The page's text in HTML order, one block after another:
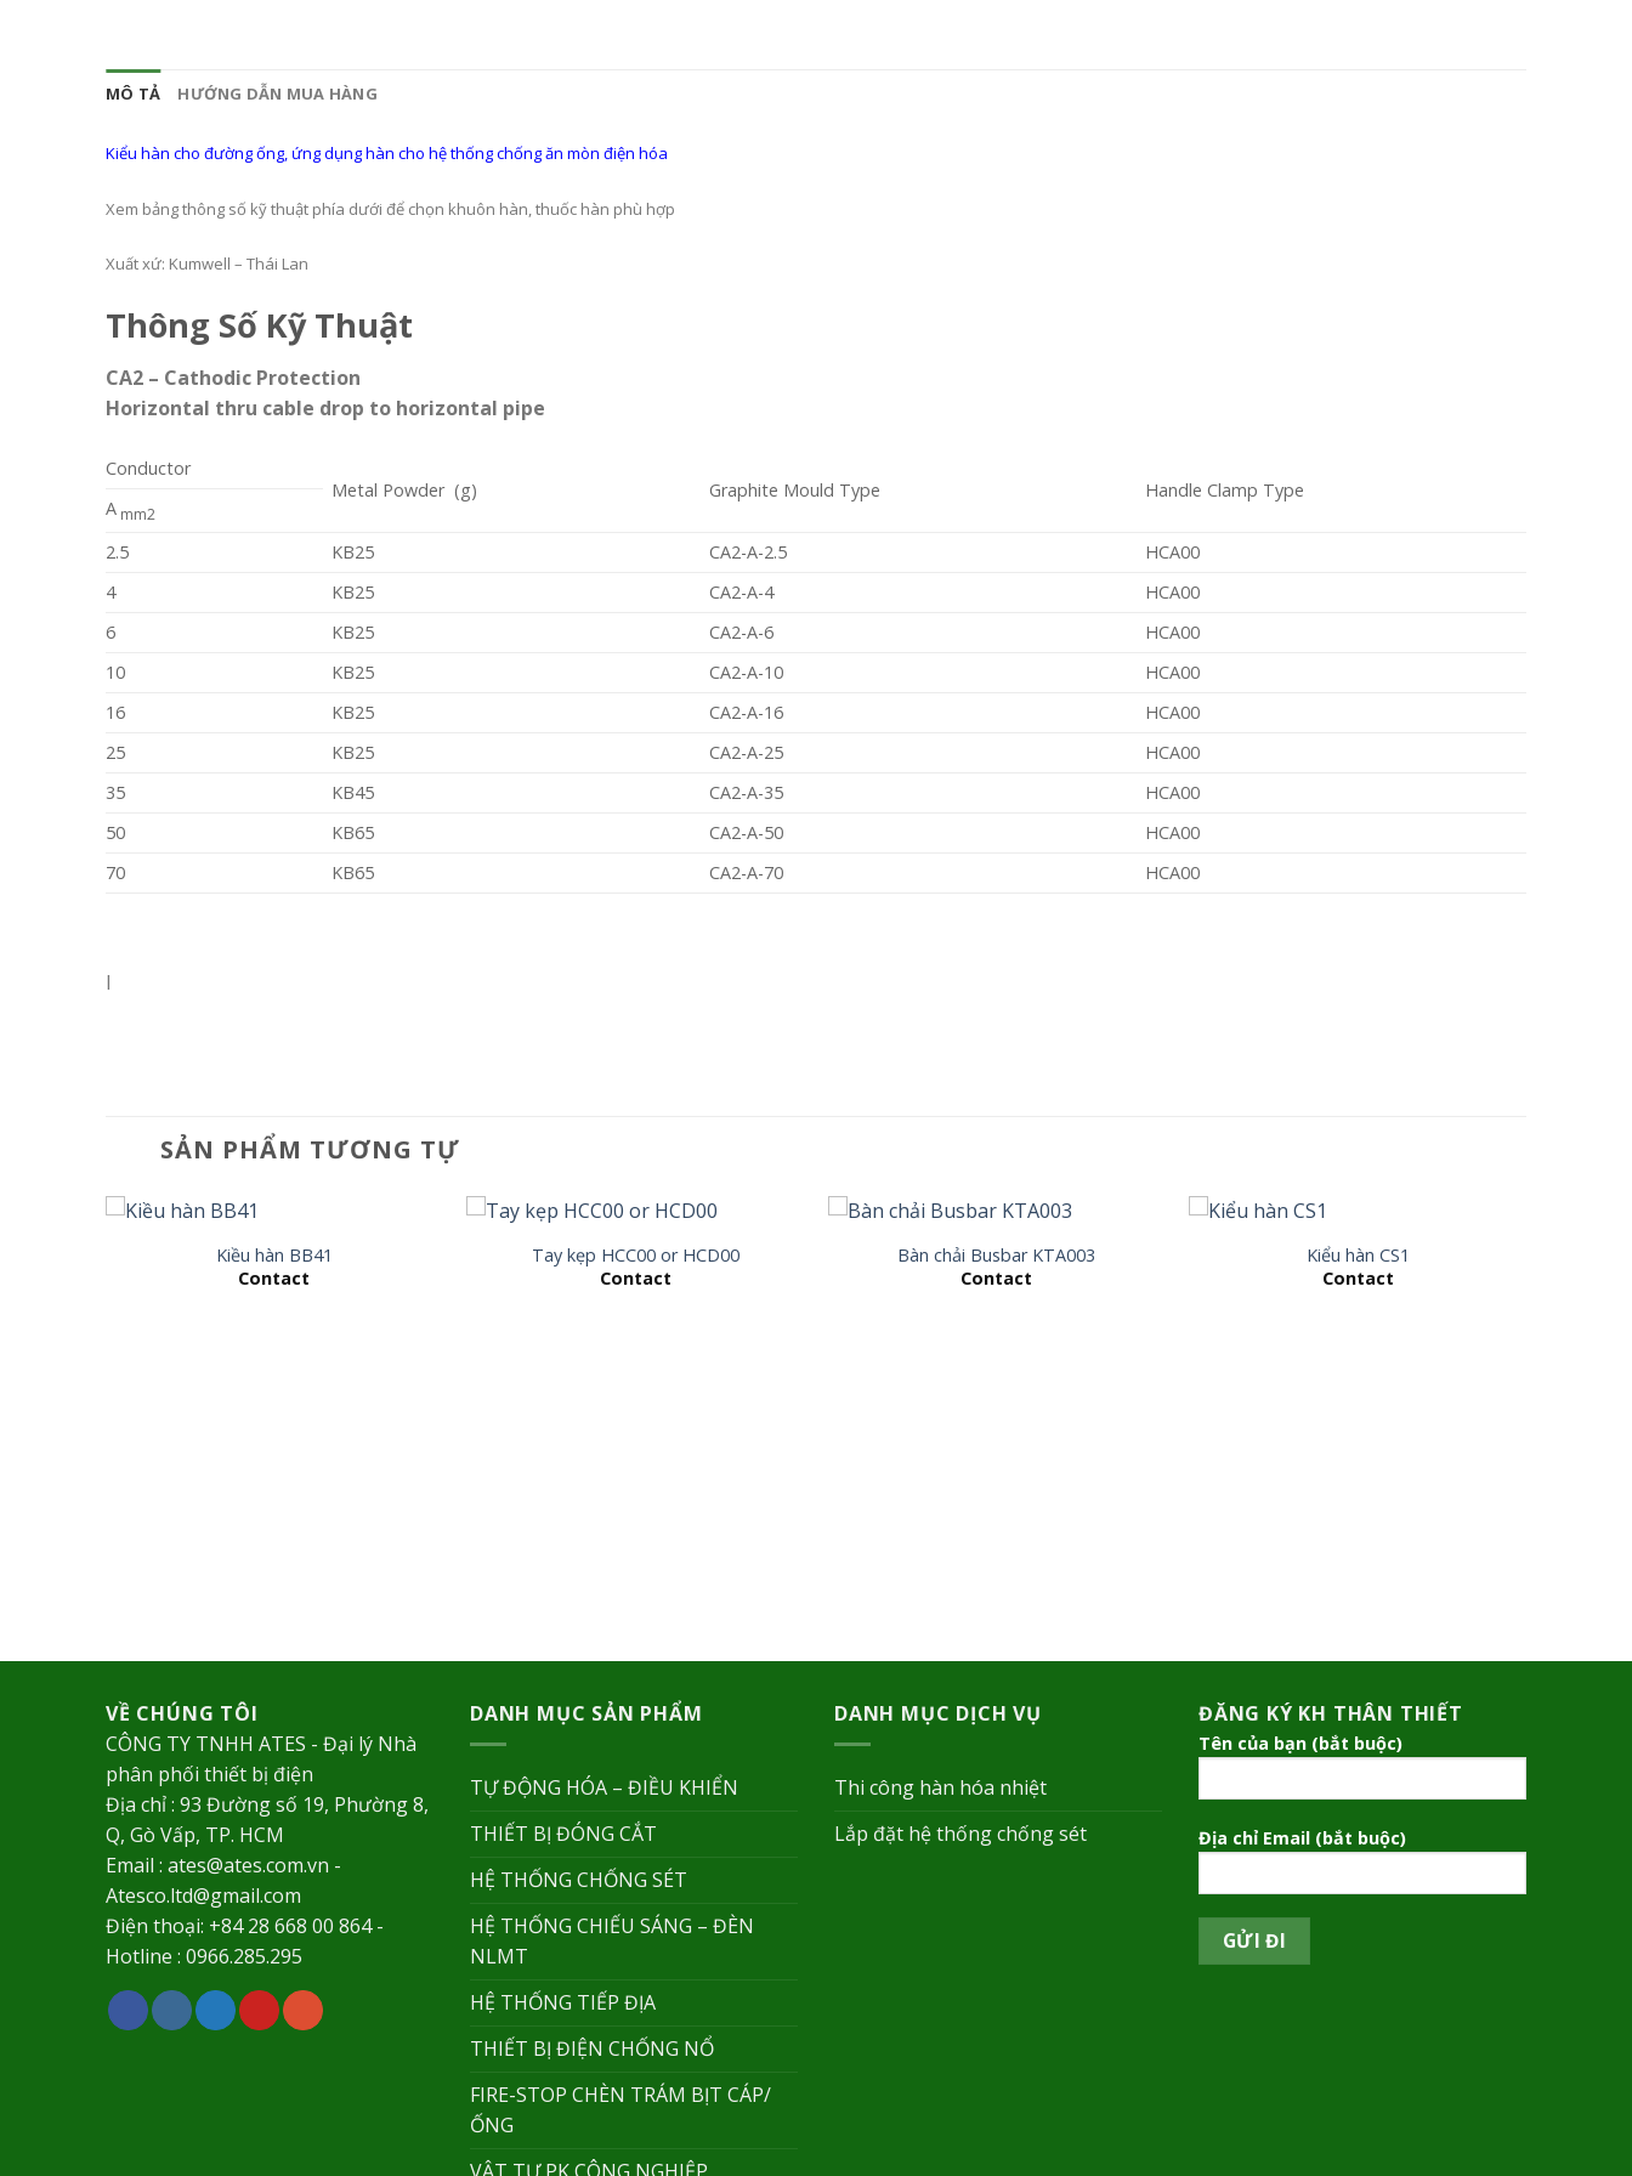
MÔ TẢ HƯỚNG DẪN MUA HÀNG
Kiểu hàn cho đường ống, ứng dụng hàn cho hệ thống chống ăn mòn điện hóa
Xem bảng thông số kỹ thuật phía dưới để chọn khuôn hàn, thuốc hàn phù hợp
Xuất xứ: Kumwell – Thái Lan
Thông Số Kỹ Thuật
CA2 – Cathodic Protection
Horizontal thru cable drop to horizontal pipe
Conductor
Metal Powder (g)
Graphite Mould Type Handle Clamp Type
A mm2
2.5 KB25 CA2-A-2.5
HCA00
4
KB25 CA2-A-4
HCA00
6
KB25 CA2-A-6
HCA00
10
KB25 CA2-A-10
HCA00
16
KB25 CA2-A-16
HCA00
25
KB25 CA2-A-25
HCA00
35
KB45 CA2-A-35
HCA00
50
KB65 CA2-A-50
HCA00
70
KB65 CA2-A-70 HCA00
I
SẢN PHẨM TƯƠNG TỰ
Kiều hàn BB41
Contact
Tay kẹp HCC00 or HCD00
Contact
Bàn chải Busbar KTA003
Contact
Kiểu hàn CS1
Contact
VỀ CHÚNG TÔI
CÔNG TY TNHH ATES - Đại lý Nhà
phân phối thiết bị điện
Địa chỉ : 93 Đường số 19, Phường 8,
Q, Gò Vấp, TP. HCM
Email : ates@ates.com.vn -
Atesco.ltd@gmail.com
Điện thoại: +84 28 668 00 864 -
Hotline : 0966.285.295
DANH MỤC SẢN PHẨM
TỰ ĐỘNG HÓA – ĐIỀU KHIỂN
THIẾT BỊ ĐÓNG CẮT
HỆ THỐNG CHỐNG SÉT
HỆ THỐNG CHIẾU SÁNG – ĐÈN
NLMT
HỆ THỐNG TIẾP ĐỊA
THIẾT BỊ ĐIỆN CHỐNG NỔ
FIRE-STOP CHÈN TRÁM BỊT CÁP/
ỐNG
VẬT TƯ PK CÔNG NGHIỆP
DANH MỤC DỊCH VỤ
Thi công hàn hóa nhiệt
Lắp đặt hệ thống chống sét
ĐĂNG KÝ KH THÂN THIẾT
Tên của bạn (bắt buộc)
Địa chỉ Email (bắt buộc)